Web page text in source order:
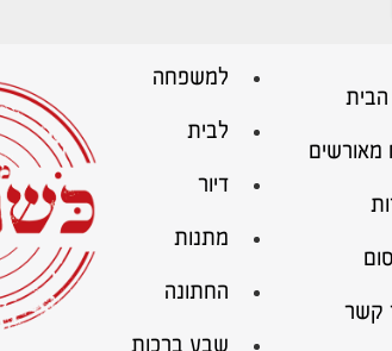
מאורשים
קשר
למשפחה
לבית
דיור
מתנות
החתונה
שבע ברכות